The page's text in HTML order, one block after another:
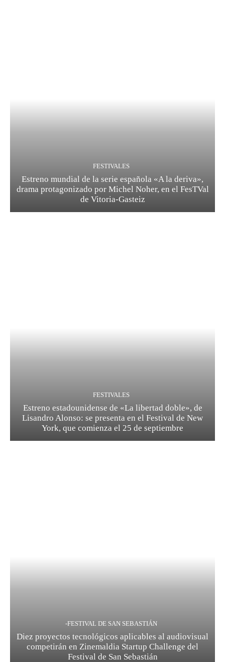
FESTIVALES
Estreno mundial de la serie española «A la deriva»,
drama protagonizado por Michel Noher, en el FesTVal
de Vitoria-Gasteiz
FESTIVALES
Estreno estadounidense de «La libertad doble», de
Lisandro Alonso: se presenta en el Festival de New
York, que comienza el 25 de septiembre
-FESTIVAL DE SAN SEBASTIÁN
Diez proyectos tecnológicos aplicables al audiovisual
competirán en Zinemaldia Startup Challenge del
Festival de San Sebastián